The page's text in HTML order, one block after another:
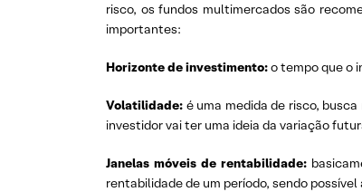
risco, os fundos multimercados são
importantes:
Horizonte de investimento:o tempo que o
Volatilidade: é uma medida de risco,
investidor vai ter uma ideia da variação
Janelas móveis de rentabilidade:
rentabilidade de um período, sendo